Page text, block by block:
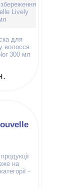
Lively
на
-